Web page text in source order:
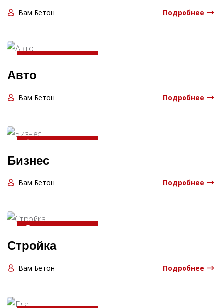
Вам Бетон Подробнее
20-04-2025 13:06:00
Авто
Вам Бетон Подробнее
20-04-2025 13:06:00
Бизнес
Вам Бетон Подробнее
20-04-2025 13:06:00
Стройка
Вам Бетон Подробнее